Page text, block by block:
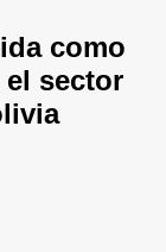
como
el sector